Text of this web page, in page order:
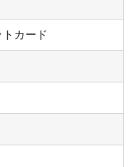
カード